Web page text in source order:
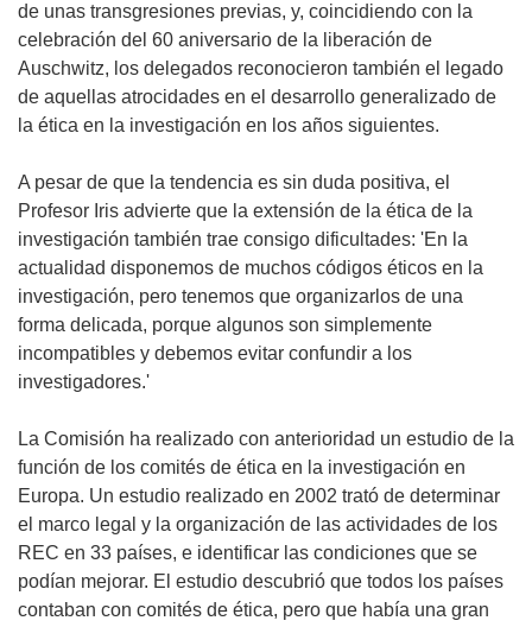
de unas transgresiones previas, y, coincidiendo con la
celebración del 60 aniversario de la liberación de
Auschwitz, los delegados reconocieron también el legado
de aquellas atrocidades en el desarrollo generalizado de
la ética en la investigación en los años siguientes.
A pesar de que la tendencia es sin duda positiva, el
Profesor Iris advierte que la extensión de la ética de la
investigación también trae consigo dificultades: 'En la
actualidad disponemos de muchos códigos éticos en la
investigación, pero tenemos que organizarlos de una
forma delicada, porque algunos son simplemente
incompatibles y debemos evitar confundir a los
investigadores.'
La Comisión ha realizado con anterioridad un estudio de la
función de los comités de ética en la investigación en
Europa. Un estudio realizado en 2002 trató de determinar
el marco legal y la organización de las actividades de los
REC en 33 países, e identificar las condiciones que se
podían mejorar. El estudio descubrió que todos los países
contaban con comités de ética, pero que había una gran